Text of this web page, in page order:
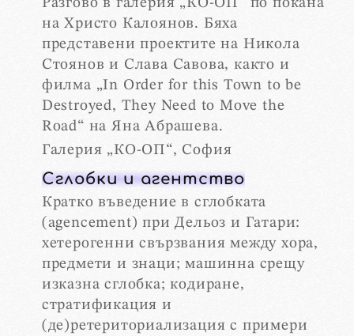
Разгово в галерия „КО-ОП“ по покана
на Христо Калоянов. Бяха
представени проектите на Никола
Стоянов и Слава Савова, както и
филма „In Order for this Town to be
Destroyed, They Need to Move the
Road“ на Яна Абрашева.
Галерия „КО-ОП“, София
Сглобки и агентство
Кратко въведение в сглобката
(agencement) при Дельоз и Гатари:
хетерогенни свързвания между хора,
предмети и знаци; машинна срещу
изказна сглобка; кодиране,
стратификация и
(де)ретериториализация с примери